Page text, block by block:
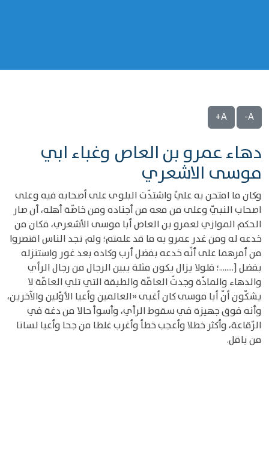
A-
A+
دهاء عمرو بن العاص وغباء ابي
موسى الاشعري
وكان ما امتحن به عليّ واشتدّت البلوى على أصحابه فيه وعلى
اصحاب النبيّ وعلى من معه من أجناده ومن خاصّة أهله، أن صار
الحكم الموازي لعمرو بن العاص أبا موسى الأشعري، فكان من
خدعه له ومن غدر عمرو به ما قد علمتم؛ ولم تجد الناس اقتصروا
من أمرهما على أنّه خدعه بفضل أرب وكاده بعد غور واستنزله
بفضل [........؛ فلولا يزال يكون مثلة يبين الرجال من رجال الرأي
والدهاء والمادّة وجدتّ العامّة والطبقة التي تلي العامّة لا
يشكّون أنّ أبا موسى كان أغبى «العالمين وأعيا الأوّلين والآخرين،
وأنه فوق جهيزة في سقوط الرأي، وأسوأ حالا من دغة في
الرّقاعة، وأكثر خطلا وأعجب خطأ وأغرب غلطا من جحا وأعيا لسانا
من باقل.